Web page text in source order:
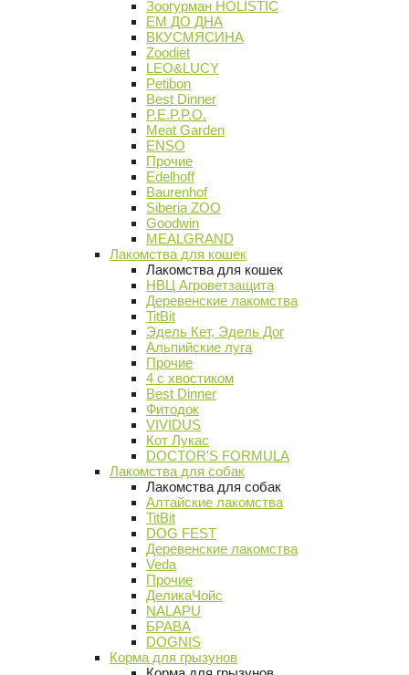
Зоогурман HOLISTIC
ЕМ ДО ДНА
ВКУСМЯСИНА
Zoodiet
LEO&LUCY
Petibon
Best Dinner
P.E.P.P.O.
Meat Garden
ENSO
Прочие
Edelhoff
Baurenhof
Siberia ZOO
Goodwin
MEALGRAND
Лакомства для кошек
Лакомства для кошек
НВЦ Агроветзащита
Деревенские лакомства
TitBit
Эдель Кет, Эдель Дог
Альпийские луга
Прочие
4 с хвостиком
Best Dinner
Фитодок
VIVIDUS
Кот Лукас
DOCTOR'S FORMULA
Лакомства для собак
Лакомства для собак
Алтайские лакомства
TitBit
DOG FEST
Деревенские лакомства
Veda
Прочие
ДеликаЧойс
NALAPU
БРАВА
DOGNIS
Корма для грызунов